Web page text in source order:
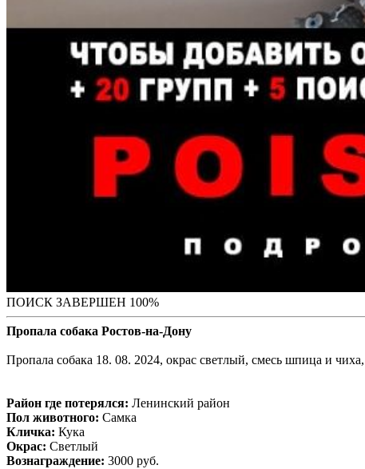
ПОИСК ЗАВЕРШЕН 100%
Пропала собака Ростов-на-Дону
Пропала собака 18. 08. 2024, окрас светлый, смесь шпица и
Район где потерялся: Ленинский район
Пол животного: Самка
Кличка: Кука
Окрас: Светлый
Вознаграждение: 3000 руб.